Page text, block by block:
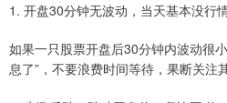
1. 开盘30分钟无波动，当天基本没行情
如果一只股票开盘后30分钟内波动很
息了”，不要浪费时间等待，果断关注